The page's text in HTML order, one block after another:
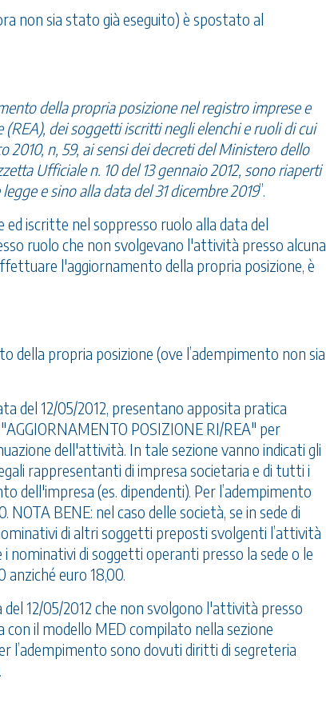
non sia stato già eseguito) è spostato al
della propria posizione nel registro imprese e
dei soggetti iscritti negli elenchi e ruoli di cui
2010, n, 59, ai sensi dei decreti del Ministero dello
Ufficiale n. 10 del 13 gennaio 2012, sono riaperti
e sino alla data del 31 dicembre 2019”.
iscritte nel soppresso ruolo alla data del
ruolo che non svolgevano l'attività presso alcuna
l'aggiornamento della propria posizione, è
della propria posizione (ove l’adempimento non sia
del 12/05/2012, presentano apposita pratica
POSIZIONE RI/REA" per
dell'attività. In tale sezione vanno indicati gli
rappresentanti di impresa societaria e di tutti i
dell'impresa (es. dipendenti). Per l’adempimento
BENE: nel caso delle società, se in sede di
di altri soggetti preposti svolgenti l’attività
i nominativi di soggetti operanti presso la sede o le
anziché euro 18,00.
12/05/2012 che non svolgono l'attività presso
il modello MED compilato nella sezione
l’adempimento sono dovuti diritti di segreteria